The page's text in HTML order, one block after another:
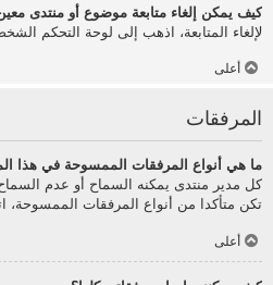
كيف يمكن إلغاء متابعة موضوع أو منتدى
لإلغاء المتابعة، اذهب إلى لوحة التحكم
أعلى
المرفقات
ما هي أنواع المرفقات الممسوحة في هذا
كل مدير منتدى يمكنه السماح أو عدم
تكن متأكدا من أنواع المرفقات الممسوحة،
أعلى